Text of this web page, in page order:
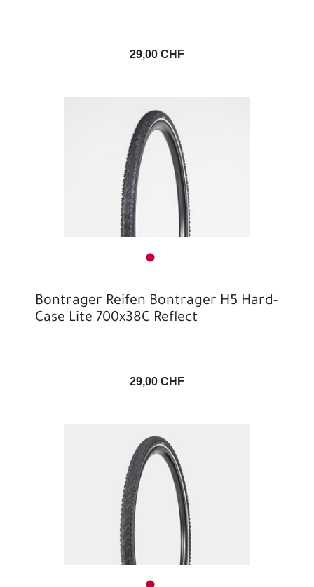
29,00 CHF
Bontrager Reifen Bontrager H5 Hard-
Case Lite 700x38C Reflect
29,00 CHF